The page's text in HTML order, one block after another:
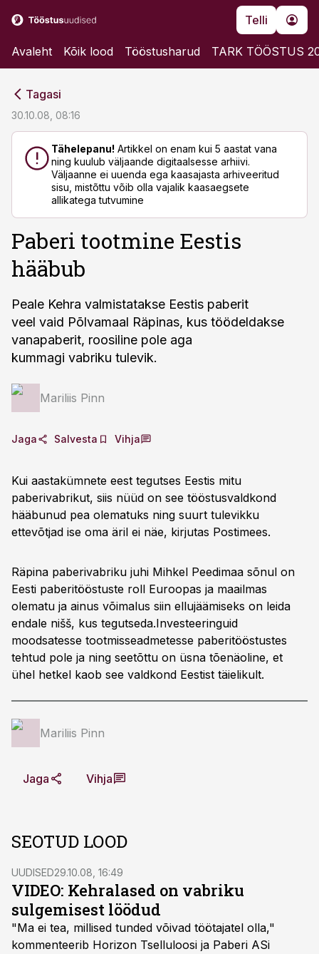
Telli
Avaleht Kõik lood Tööstusharud TARK TÖÖSTUS
Tagasi
30.10.08, 08:16
Tähelepanu! Artikkel on enam kui 5 aastat vana
ning kuulub väljaande digitaalsesse arhiivi.
Väljaanne ei uuenda ega kaasajasta arhiveeritud
sisu, mistõttu võib olla vajalik kaasaegsete
allikatega tutvumine
Paberi tootmine Eestis
hääbub
Peale Kehra valmistatakse Eestis paberit
veel vaid Põlvamaal Räpinas, kus töödeldakse
vanapaberit, roosiline pole aga
kummagi vabriku tulevik.
Mariliis Pinn
Jaga Salvesta Vihja
Kui aastakümnete eest tegutses Eestis mitu
paberivabrikut, siis nüüd on see tööstusvaldkond
hääbunud pea olematuks ning suurt tulevikku
ettevõtjad ise oma äril ei näe, kirjutas Postimees.
Räpina paberivabriku juhi Mihkel Peedimaa sõnul on
Eesti paberitööstuste roll Euroopas ja maailmas
olematu ja ainus võimalus siin ellujäämiseks on leida
endale nišš, kus tegutseda.Investeeringuid
moodsatesse tootmisseadmetesse paberitööstustes
tehtud pole ja ning seetõttu on üsna tõenäoline, et
ühel hetkel kaob see valdkond Eestist täielikult.
Mariliis Pinn
Jaga Vihja
SEOTUD LOOD
UUDISED29.10.08, 16:49
VIDEO: Kehralased on vabriku
sulgemisest löödud
"Ma ei tea, millised tunded võivad töötajatel olla,"
kommenteerib Horizon Tselluloosi ja Paberi ASi